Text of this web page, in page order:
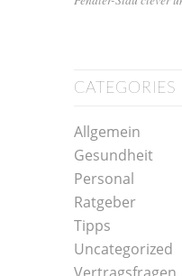
CATEGORIES
Allgemein
Gesundheit
Personal
Ratgeber
Tipps
Uncategorized